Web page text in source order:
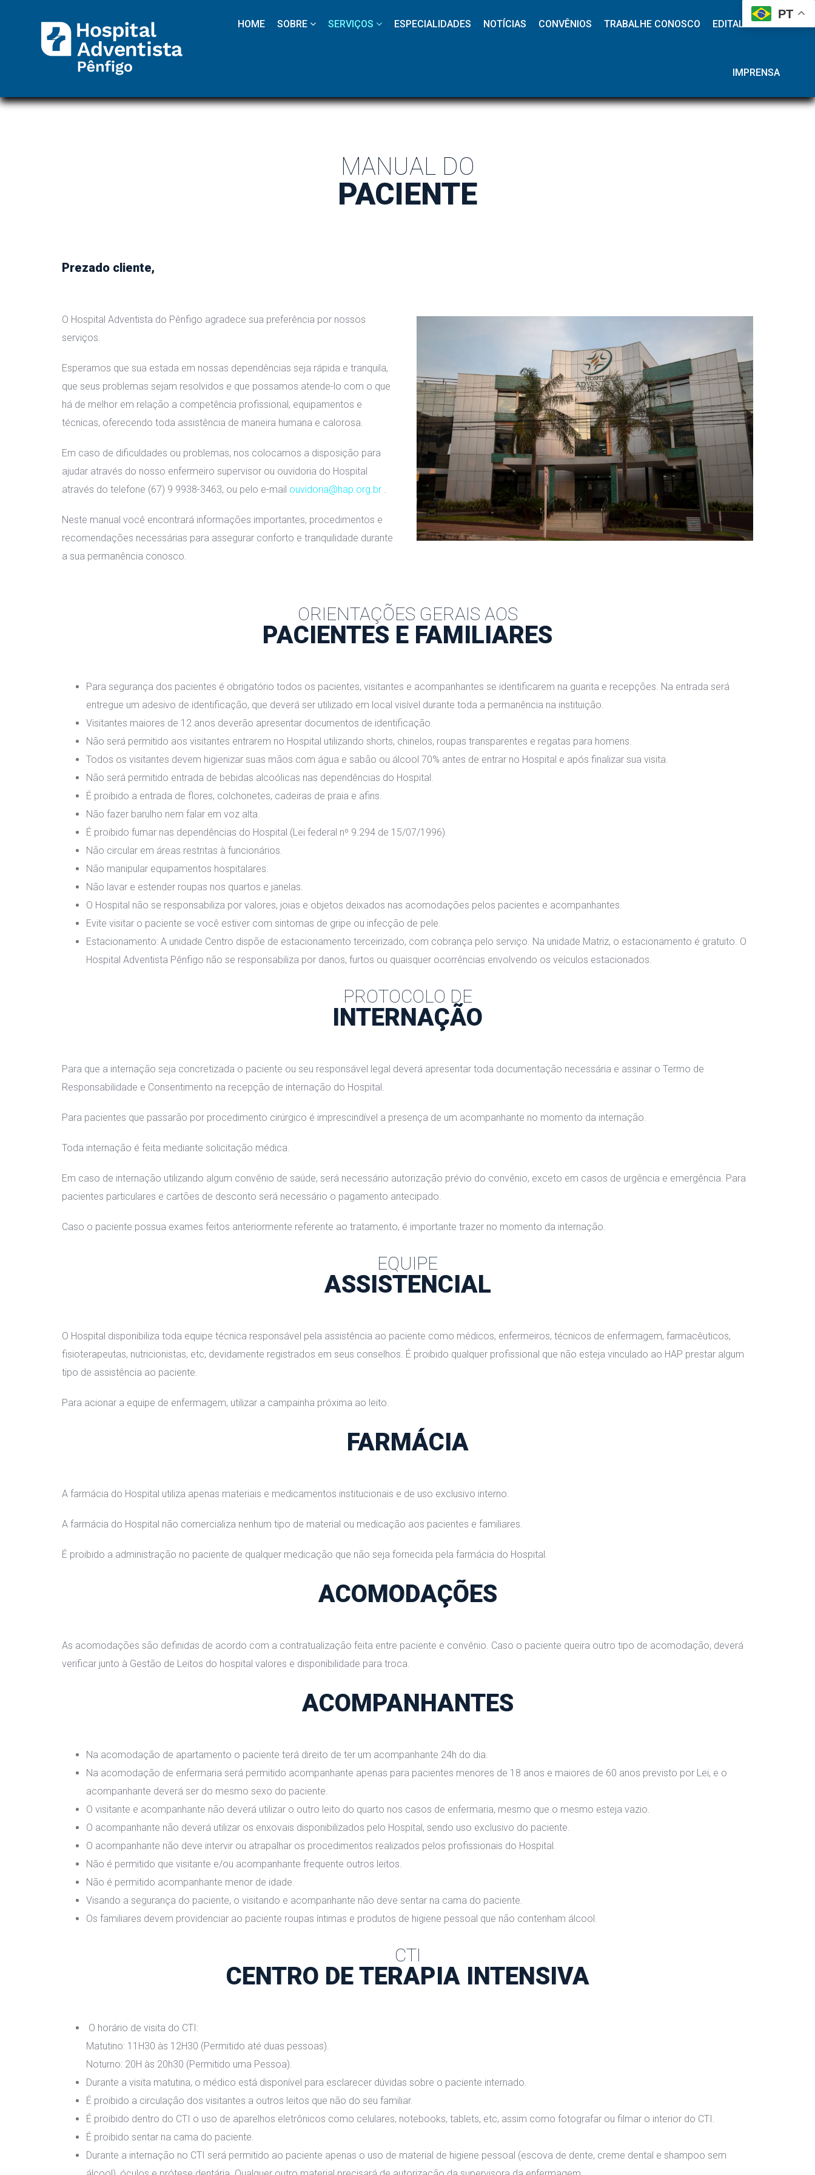
HOME
SOBRE
SERVIÇOS
ESPECIALIDADES
NOTÍCIAS
CONVÊNIOS
TRABALHE CONOSCO
EDITAL HAP
IMPRENSA
MANUAL DO
PACIENTE
Prezado cliente,
O Hospital Adventista do Pênfigo agradece sua preferência por nossos
erviços.
Esperamos que sua estada em nossas dependências seja rápida e tranquila,
que seus problemas sejam resolvidos e que possamos atende-lo com o que
há de melhor em relação a competência profissional, equipamentos e
técnicas, oferecendo toda assistência de maneira humana e calorosa.
Em caso de dificuldades ou problemas, nos colocamos a disposição para
ajudar através do nosso enfermeiro supervisor ou ouvidoria do Hospital
através do telefone (67) 9 9938-3463, ou pelo e-mail ouvidoria@hap.org.br .
Neste manual você encontrará informações importantes, procedimentos e
recomendações necessárias para assegurar conforto e tranquilidade durante
a sua permanência conosco.
ORIENTAÇÕES GERAIS AOS
PACIENTES E FAMILIARES
Para segurança dos pacientes é obrigatório todos os pacientes, visitantes e acompanhantes se identificarem na guarita e recepções. Na entrada será
entregue um adesivo de identificação, que deverá ser utilizado em local visível durante toda a permanência na instituição.
Visitantes maiores de 12 anos deverão apresentar documentos de identificação.
Não será permitido aos visitantes entrarem no Hospital utilizando shorts, chinelos, roupas transparentes e regatas para homens.
Todos os visitantes devem higienizar suas mãos com água e sabão ou álcool 70% antes de entrar no Hospital e após finalizar sua visita.
Não será permitido entrada de bebidas alcoólicas nas dependências do Hospital.
É proibido a entrada de flores, colchonetes, cadeiras de praia e afins.
Não fazer barulho nem falar em voz alta.
É proibido fumar nas dependências do Hospital (Lei federal nº 9.294 de 15/07/1996).
Não circular em áreas restritas à funcionários.
Não manipular equipamentos hospitalares.
Não lavar e estender roupas nos quartos e janelas.
O Hospital não se responsabiliza por valores, joias e objetos deixados nas acomodações pelos pacientes e acompanhantes.
Evite visitar o paciente se você estiver com sintomas de gripe ou infecção de pele.
Estacionamento: A unidade Centro dispõe de estacionamento terceirizado, com cobrança pelo serviço. Na unidade Matriz, o estacionamento é gratuito. O
Hospital Adventista Pênfigo não se responsabiliza por danos, furtos ou quaisquer ocorrências envolvendo os veículos estacionados.
PROTOCOLO DE
INTERNAÇÃO
Para que a internação seja concretizada o paciente ou seu responsável legal deverá apresentar toda documentação necessária e assinar o Termo de
Responsabilidade e Consentimento na recepção de internação do Hospital.
Para pacientes que passarão por procedimento cirúrgico é imprescindível a presença de um acompanhante no momento da internação.
Toda internação é feita mediante solicitação médica.
Em caso de internação utilizando algum convênio de saúde, será necessário autorização prévio do convênio, exceto em casos de urgência e emergência. Para
pacientes particulares e cartões de desconto será necessário o pagamento antecipado.
Caso o paciente possua exames feitos anteriormente referente ao tratamento, é importante trazer no momento da internação.
EQUIPE
ASSISTENCIAL
O Hospital disponibiliza toda equipe técnica responsável pela assistência ao paciente como médicos, enfermeiros, técnicos de enfermagem, farmacêuticos,
fisioterapeutas, nutricionistas, etc, devidamente registrados em seus conselhos. É proibido qualquer profissional que não esteja vinculado ao HAP prestar algum
tipo de assistência ao paciente.
Para acionar a equipe de enfermagem, utilizar a campainha próxima ao leito.
FARMÁCIA
A farmácia do Hospital utiliza apenas materiais e medicamentos institucionais e de uso exclusivo interno.
A farmácia do Hospital não comercializa nenhum tipo de material ou medicação aos pacientes e familiares.
É proibido a administração no paciente de qualquer medicação que não seja fornecida pela farmácia do Hospital.
ACOMODAÇÕES
As acomodações são definidas de acordo com a contratualização feita entre paciente e convênio. Caso o paciente queira outro tipo de acomodação, deverá
verificar junto à Gestão de Leitos do hospital valores e disponibilidade para troca.
ACOMPANHANTES
Na acomodação de apartamento o paciente terá direito de ter um acompanhante 24h do dia.
Na acomodação de enfermaria será permitido acompanhante apenas para pacientes menores de 18 anos e maiores de 60 anos previsto por Lei, e o
acompanhante deverá ser do mesmo sexo do paciente.
O visitante e acompanhante não deverá utilizar o outro leito do quarto nos casos de enfermaria, mesmo que o mesmo esteja vazio.
O acompanhante não deverá utilizar os enxovais disponibilizados pelo Hospital, sendo uso exclusivo do paciente.
O acompanhante não deve intervir ou atrapalhar os procedimentos realizados pelos profissionais do Hospital.
Não é permitido que visitante e/ou acompanhante frequente outros leitos.
Não é permitido acompanhante menor de idade.
Visando a segurança do paciente, o visitando e acompanhante não deve sentar na cama do paciente.
Os familiares devem providenciar ao paciente roupas íntimas e produtos de higiene pessoal que não contenham álcool.
CTI
CENTRO DE TERAPIA INTENSIVA
O horário de visita do CTI:
Matutino: 11H30 às 12H30 (Permitido até duas pessoas).
Noturno: 20H às 20h30 (Permitido uma Pessoa).
Durante a visita matutina, o médico está disponível para esclarecer dúvidas sobre o paciente internado.
É proibido a circulação dos visitantes a outros leitos que não do seu familiar.
É proibido dentro do CTI o uso de aparelhos eletrônicos como celulares, notebooks, tablets, etc, assim como fotografar ou filmar o interior do CTI.
É proibido sentar na cama do paciente.
Durante a internação no CTI será permitido ao paciente apenas o uso de material de higiene pessoal (escova de dente, creme dental e shampoo sem
PT